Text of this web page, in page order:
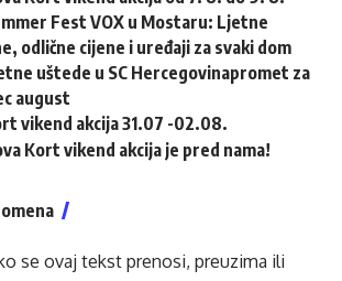
Fest VOX u Mostaru: Ljetne
odlične cijene i uređaji za svaki dom
uštede u SC Hercegovinapromet za
august
vikend akcija 31.07 -02.08.
Kort vikend akcija je pred nama!
se ovaj tekst prenosi, preuzima ili